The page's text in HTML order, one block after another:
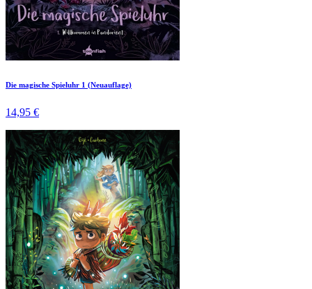
Die magische Spieluhr 1 (Neuauflage)
14,95 €